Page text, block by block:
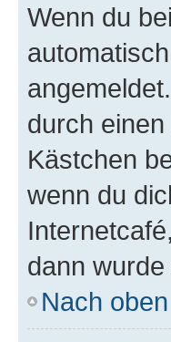
Wenn du
durch
Kästchen
wenn du
dann
Nach oben